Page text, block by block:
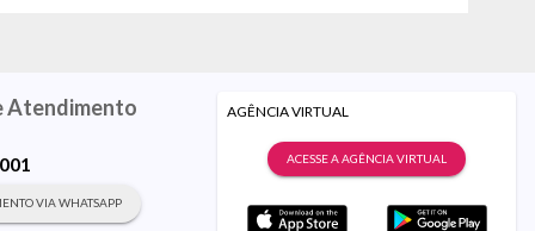
Atendimento
VIA WHATSAPP
AGÊNCIA VIRTUAL
ACESSE A AGÊNCIA VIRTUAL